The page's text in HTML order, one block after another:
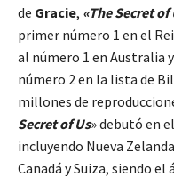
de Gracie, «The Secret of
primer número 1 en el
al número 1 en Australia
número 2 en la lista de
millones de
Secret of Us» debutó en
incluyendo Nueva
Canadá y Suiza, siendo